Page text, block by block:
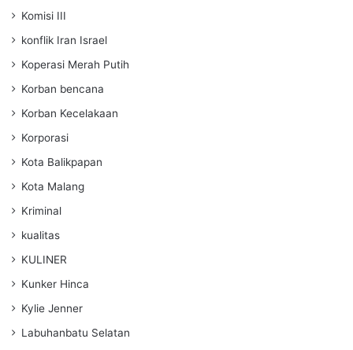
Komisi III
konflik Iran Israel
Koperasi Merah Putih
Korban bencana
Korban Kecelakaan
Korporasi
Kota Balikpapan
Kota Malang
Kriminal
kualitas
KULINER
Kunker Hinca
Kylie Jenner
Labuhanbatu Selatan